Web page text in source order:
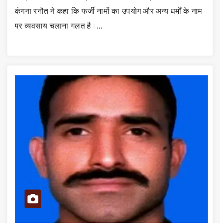
कंगना रनौत ने कहा कि फर्जी नामों का उपयोग और अन्य धर्मों के नाम
पर व्यवसाय चलाना गलत है।…